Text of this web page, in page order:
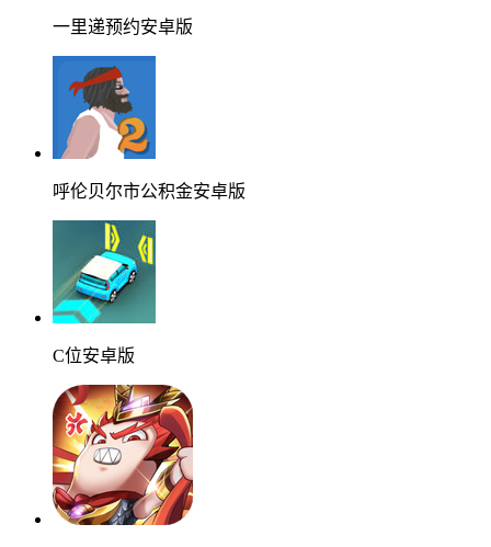
一里递预约安卓版
呼伦贝尔市公积金安卓版
C位安卓版